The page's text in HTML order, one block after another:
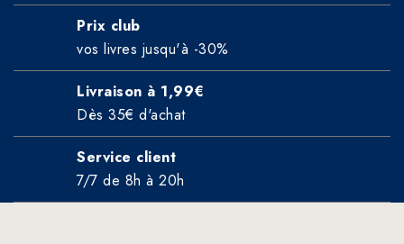
Prix club
vos livres jusqu'à -30%
Livraison à 1,99€
Dès 35€ d'achat
Service client
7/7 de 8h à 20h